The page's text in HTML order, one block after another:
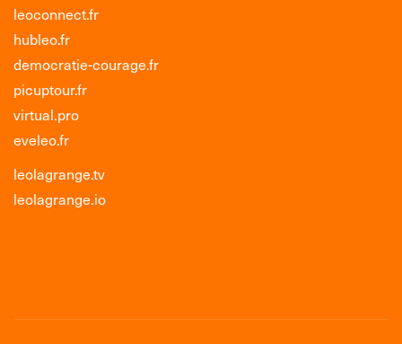
leoconnect.fr
hubleo.fr
democratie-courage.fr
picuptour.fr
virtual.pro
eveleo.fr
leolagrange.tv
leolagrange.io